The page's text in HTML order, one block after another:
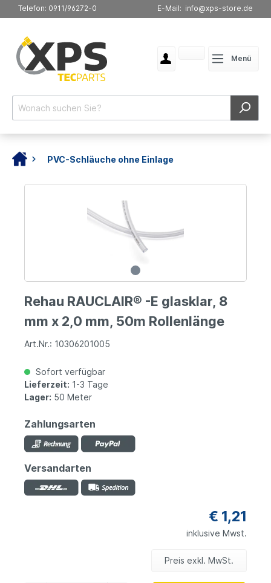
Telefon: 0911/96272-0 E-Mail: info@xps-store.de
Menü
PVC-Schläuche ohne Einlage
Rehau RAUCLAIR® -E glasklar, 8
mm x 2,0 mm, 50m Rollenlänge
Art.Nr.: 10306201005
Sofort verfügbar
Lieferzeit: 1-3 Tage
Lager: 50 Meter
Zahlungsarten
Versandarten
€ 1,21
inklusive Mwst.
Preis exkl. MwSt.